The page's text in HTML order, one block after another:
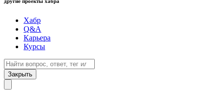
Хабр
Q&A
Карьера
Курсы
Закрыть